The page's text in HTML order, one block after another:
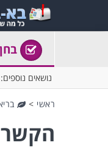
נושאים
ראשי >
הקשר